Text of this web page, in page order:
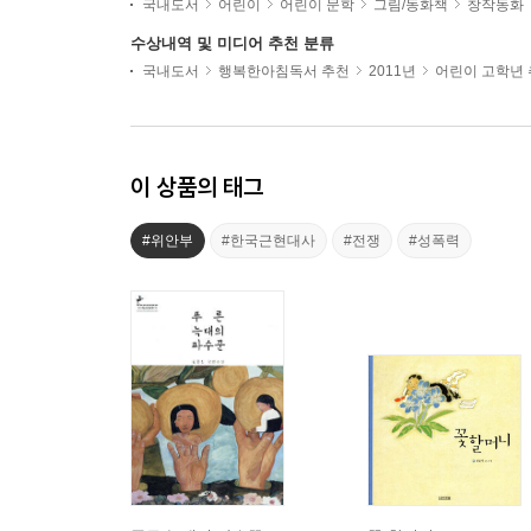
국내도서 어린이 어린이 문학 그림/동화책 창작동화
수상내역 및 미디어 추천 분류
국내도서 행복한아침독서 추천 2011년 어린이 고학년
이 상품의 태그
#위안부 #한국근현대사 #전쟁 #성폭력